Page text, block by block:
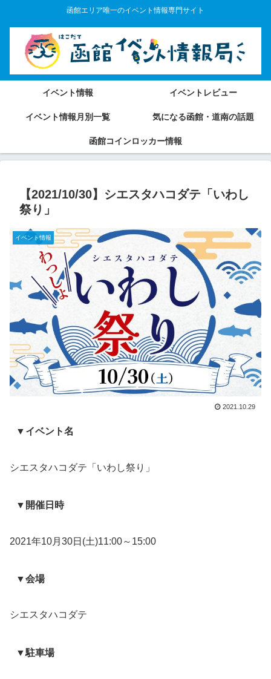
函館エリア唯一のイベント情報専門サイト
イベント情報 イベントレビュー
イベント情報月別一覧 気になる函館・道南の話題
函館コインロッカー情報
【2021/10/30】シエスタハコダテ「いわし
祭り」
イベント情報
2021.10.29
▼イベント名
シエスタハコダテ「いわし祭り」
▼開催日時
2021年10月30日(土)11:00～15:00
▼会場
シエスタハコダテ
▼駐車場